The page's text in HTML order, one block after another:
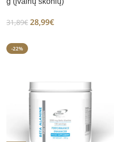
31,89€ 28,99€
-22%